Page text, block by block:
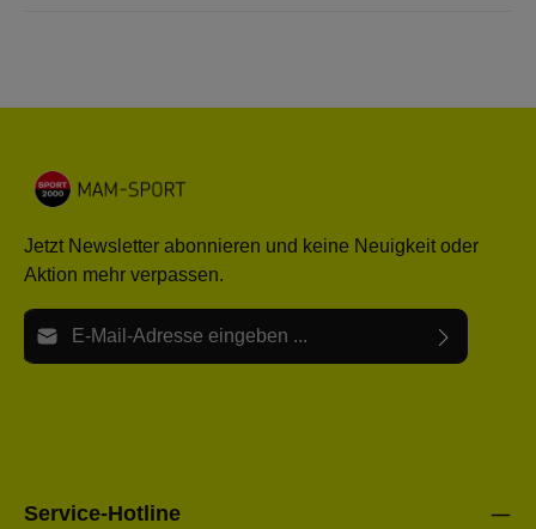
Jetzt Newsletter abonnieren und keine Neuigkeit oder
Aktion mehr verpassen.
E-Mail-Adresse*
Service-Hotline